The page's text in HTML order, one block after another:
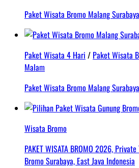
Paket Wisata Bromo Malang
Paket Wisata 4 Hari / Paket Wisata
Malam
Paket Wisata Bromo Malang
Wisata Bromo
PAKET WISATA BROMO 2026,
Bromo Surabaya, East Java Indonesia